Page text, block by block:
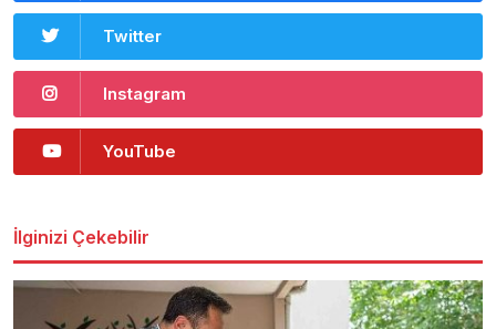
Twitter
Instagram
YouTube
İlginizi Çekebilir